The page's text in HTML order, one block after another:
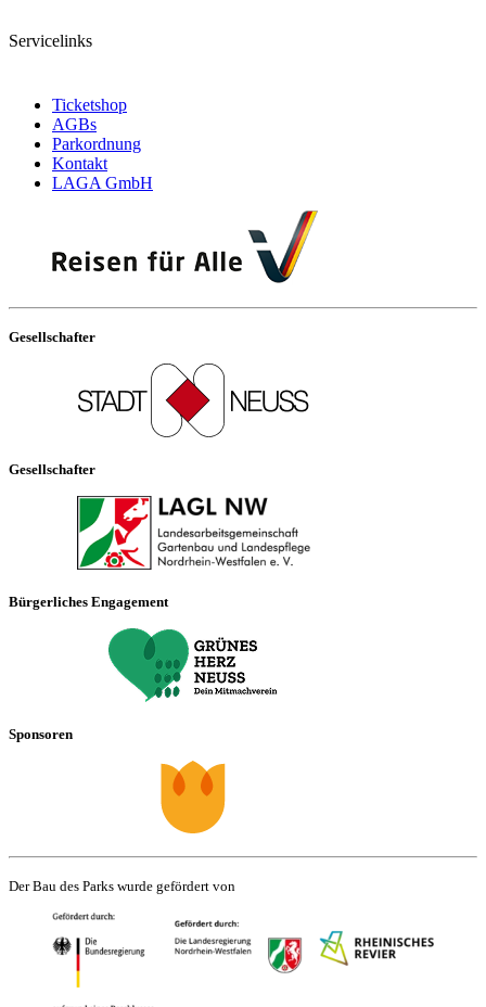
Servicelinks
Ticketshop
AGBs
Parkordnung
Kontakt
LAGA GmbH
Gesellschafter
Gesellschafter
Bürgerliches Engagement
Sponsoren
Der Bau des Parks wurde gefördert von